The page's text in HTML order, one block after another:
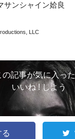
サンシャイン姶良
LLC
の記事が気に入っ
いいね ! しよう